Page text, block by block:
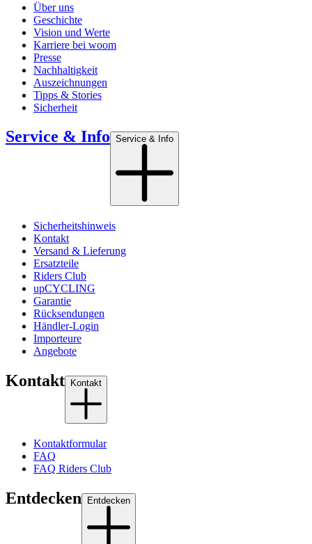
Über uns
Geschichte
Vision und Werte
Karriere bei woom
Presse
Nachhaltigkeit
Auszeichnungen
Tipps & Stories
Sicherheit
Service & Info Service & Info
Sicherheitshinweis
Kontakt
Versand & Lieferung
Ersatzteile
Riders Club
upCYCLING
Garantie
Rücksendungen
Händler-Login
Importeure
Angebote
Kontakt Kontakt
Kontaktformular
FAQ
FAQ Riders Club
Entdecken Entdecken